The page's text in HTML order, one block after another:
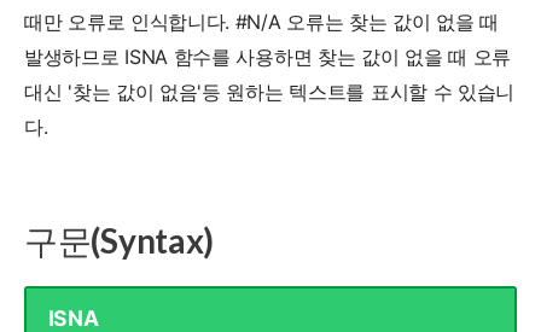
때만 오류로 인식합니다. #N/A 오류는 찾는 값이 없을 때
발생하므로 ISNA 함수를 사용하면 찾는 값이 없을 때 오류
대신 '찾는 값이 없음'등 원하는 텍스트를 표시할 수 있습니
다.
구문(Syntax)
ISNA